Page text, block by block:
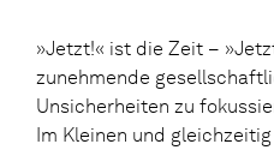
»Jetzt!« ist die Zeit –
zunehmende
Unsicherheiten zu
Im Kleinen und